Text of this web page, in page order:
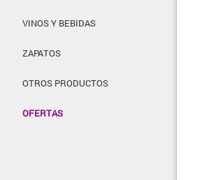
VINOS Y BEBIDAS
ZAPATOS
OTROS PRODUCTOS
OFERTAS